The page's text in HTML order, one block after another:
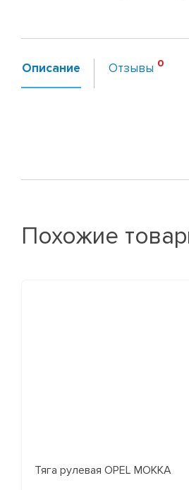
Описание Отзывы
Похожие
Тяга рулевая OPEL MOKKA